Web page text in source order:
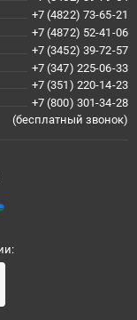
+7 (4822) 73-65-21
+7 (4872) 52-41-06
+7 (3452) 39-72-57
+7 (347) 225-06-33
+7 (351) 220-14-23
+7 (800) 301-34-28
(бесплатный звонок)